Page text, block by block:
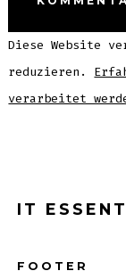
Diese Website
reduzieren.
verarbeitet
IT
FOOTER